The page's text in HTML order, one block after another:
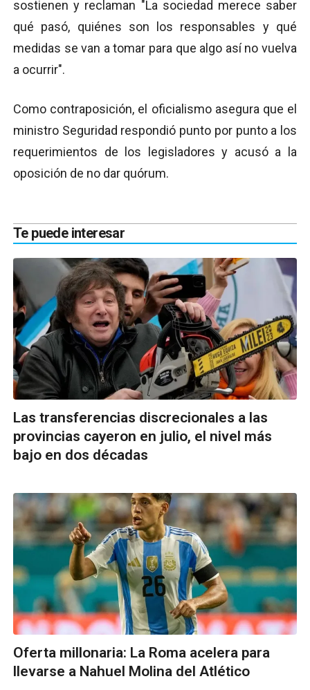
sostienen y reclaman "La sociedad merece saber
qué pasó, quiénes son los responsables y qué
medidas se van a tomar para que algo así no vuelva
a ocurrir".
Como contraposición, el oficialismo asegura que el
ministro Seguridad respondió punto por punto a los
requerimientos de los legisladores y acusó a la
oposición de no dar quórum.
Te puede interesar
Las transferencias discrecionales a las
provincias cayeron en julio, el nivel más
bajo en dos décadas
Oferta millonaria: La Roma acelera para
llevarse a Nahuel Molina del Atlético